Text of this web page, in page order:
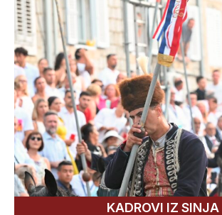
KADROVI IZ SINJA